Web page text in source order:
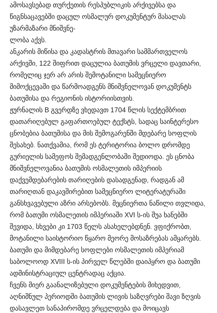
ამოსავსებად თურქეთის რესპუბლიკის არქივებსა და
წიგნსაცავებში დაცულ ოსმალურ დოკუმენტურ მასალას
უზარმაზარი მნიშვნე-
ლობა აქვს.
ანკარის მიწისა და კადასტრის მთავარი სამმართველოს
არქივში, 122 შიფრით დაცულია ბათუმის ვრცელი დავთარი,
რომელიც ჯერ არ არის შემოტანილი სამეცნიერო
მიმოქცევაში და წარმოადგენს მნიშვნელოვან დოკუმენტს
ბათუმისა და რეგიონის ისტორიისთვის.
ჟურნალის B გვერდზე ვხედავთ 1704 წლის სექტემბრით
დათარიღებულ გაფართოებულ ტექსტს, სადაც საინტერესო
ცნობებია ბათუმისა და მის შემოგარენში მდებარე სოფლის
შესახებ. ნათქვამია, რომ ეს ტერიტორია ბოლო დრომდე
გურიელის სამეფოს შემადგენლობაში შედიოდა. ეს ცნობა
მნიშვნელოვანია ბათუმის ოსმალეთის იმპერიის
დაქვემდებარების თარიღების დასადგენად, რადგან ამ
თარიღთან დაკავშირებით სამეცნიერო ლიტერატურაში
განსხვავებული აზრი არსებობს. მეცნიერთა ნაწილი თვლიდა,
რომ ბათუმი ოსმალეთის იმპერიაში XVI ს-ის შუა ხანებში
შევიდა, სხვები კი 1703 წელს ასახელებდნენ. ვფიქრობთ,
მოტანილი საისტორიო წყარო მეორე მოსაზრებას ამყარებს.
ბათუმი და მიმდებარე სოფლები ოსმალეთის იმპერიამ
საბოლოოდ XVIII ს-ის პირველ წლებში დაიპყრო და ბათუმი
ადმინისტრაციულ ცენტრადაც აქცია.
ჩვენს მიერ გაანალიზებული დოკუმენტების მიხედვით,
აღნიშნულ პერიოდში ბათუმის ლივის საზღვრები შავი ზღვის
დასავლეთ სანაპირომდე ვრცელდება და მოიცავს